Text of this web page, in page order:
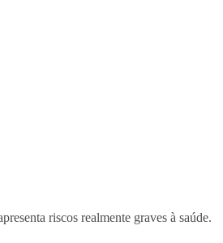
riscos realmente graves à saúde.